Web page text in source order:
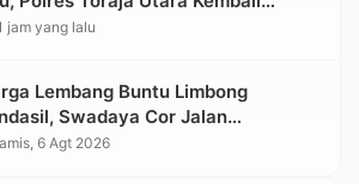
TKP
jam yang lalu
Lembang Buntu Limbong
Swadaya Cor Jalan
500 Meter
6 Agt 2026